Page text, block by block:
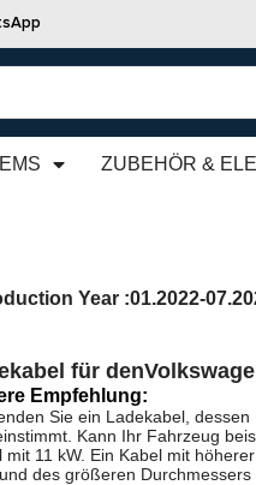
EMS ZUBEHÖR &
Year :01.2022-
für den
Empfehlung:
Sie ein Ladekabel,
Kann Ihr Fahrzeug
mit 11 kW. Ein Kabel mit
des größeren